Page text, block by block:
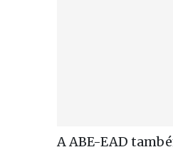
A ABE-EAD